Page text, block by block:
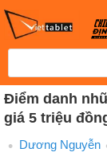
Điểm danh
giá 5 triệu
Dương Nguyễn